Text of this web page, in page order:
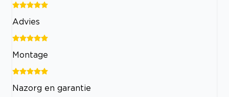
Advies
Montage
Nazorg en garantie